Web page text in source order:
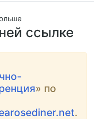
ссылке
» по
.